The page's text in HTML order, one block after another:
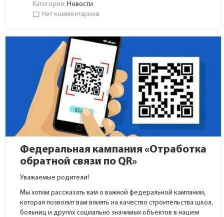
Категория:Новости
chat_bubble_outline Нет комментариев
Федеральная кампания «Отработка
обратной связи по QR»
Уважаемые родители!
Мы хотим рассказать вам о важной федеральной кампании,
которая позволит вам влиять на качество строительства школ,
больниц и других социально значимых объектов в нашем